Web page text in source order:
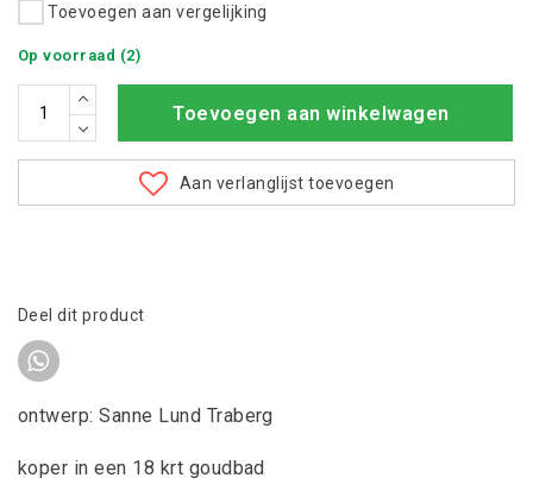
Toevoegen aan vergelijking
Op voorraad (2)
Toevoegen aan winkelwagen
Aan verlanglijst toevoegen
Deel dit product
ontwerp: Sanne Lund Traberg
koper in een 18 krt goudbad